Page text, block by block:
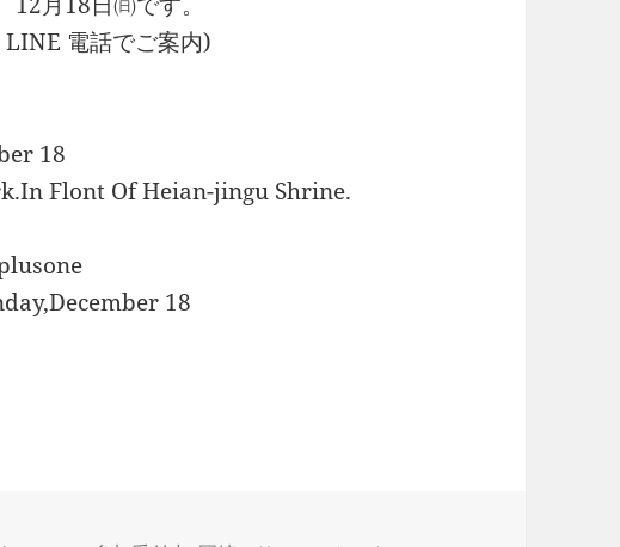
電話でご案内)
18
Flont Of Heian-jingu Shrine.
18